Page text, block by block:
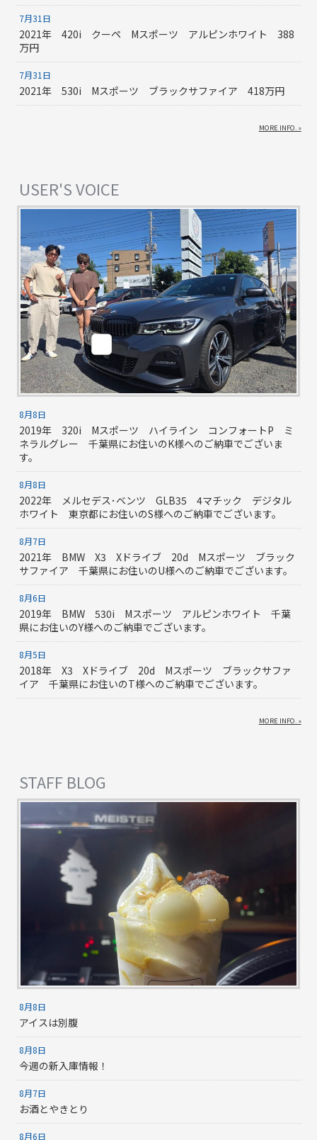
7月31日
2021年 420i クーペ Mスポーツ アルピンホワイト 388
万円
7月31日
2021年 530i Mスポーツ ブラックサファイア 418万円
MORE INFO. »
USER'S VOICE
8月8日
2019年 320i Mスポーツ ハイライン コンフォートP ミ
ネラルグレー 千葉県にお住いのK様へのご納車でございま
す。
8月8日
2022年 メルセデス･ベンツ GLB35 4マチック デジタル
ホワイト 東京都にお住いのS様へのご納車でございます。
8月7日
2021年 BMW X3 Xドライブ 20d Mスポーツ ブラック
サファイア 千葉県にお住いのU様へのご納車でございます。
8月6日
2019年 BMW 530i Mスポーツ アルピンホワイト 千葉
県にお住いのY様へのご納車でございます。
8月5日
2018年 X3 Xドライブ 20d Mスポーツ ブラックサファ
イア 千葉県にお住いのT様へのご納車でございます。
MORE INFO. »
STAFF BLOG
8月8日
アイスは別腹
8月8日
今週の新入庫情報！
8月7日
お酒とやきとり
8月6日